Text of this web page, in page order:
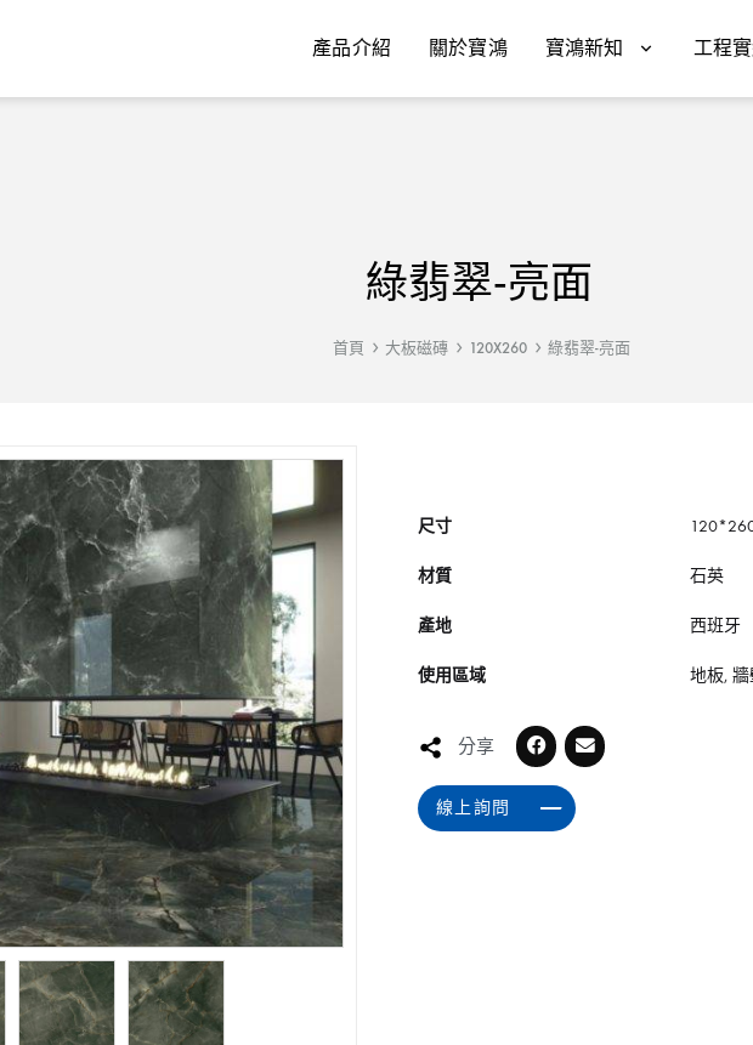
產品介紹 關於寶鴻 寶鴻新知 工程
綠翡翠-亮面
首頁 大板磁磚 120X260 綠翡翠-亮面
尺寸
材質 石英
產地 西班牙
使用區域 地板, 牆
分享
線上詢問